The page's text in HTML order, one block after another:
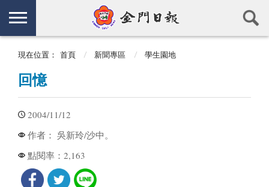
現在位置： 首頁 新聞專區 學生園地
回憶
2004/11/12
作者： 吳新玲/沙中。
點閱率： 2,163